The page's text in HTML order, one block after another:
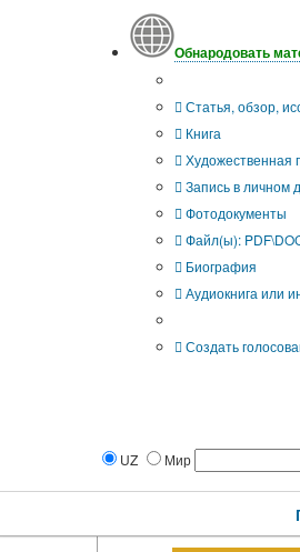
Обнародовать
Статья, обзор,
Книга
Художественная
Запись в личном
Фотодокументы
Файл(ы):
Биография
Аудиокнига или
Создать
UZ Мир